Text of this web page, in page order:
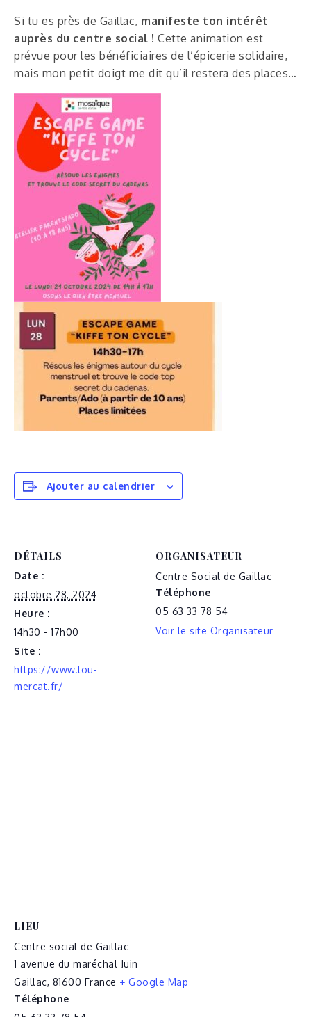
Si tu es près de Gaillac, manifeste ton intérêt
auprès du centre social ! Cette animation est
prévue pour les bénéficiaires de l’épicerie solidaire,
mais mon petit doigt me dit qu’il restera des places…
Ajouter au calendrier
DÉTAILS
Date :
octobre 28, 2024
Heure :
14h30 - 17h00
Site :
https://www.lou-
mercat.fr/
ORGANISATEUR
Centre Social de Gaillac
Téléphone
05 63 33 78 54
Voir le site Organisateur
LIEU
Centre social de Gaillac
1 avenue du maréchal Juin
Gaillac, 81600 France + Google Map
Téléphone